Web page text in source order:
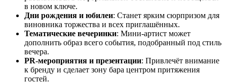
в новом ключе.
Дни рождения и юбилеи: Станет ярким сюрпризом для
виновника торжества и всех приглашённых.
Тематические вечеринки: Мини-артист может
дополнить образ всего события, подобранный под стиль
вечера.
PR-мероприятия и презентации: Привлечёт внимание
к бренду и сделает зону бара центром притяжения
гостей.